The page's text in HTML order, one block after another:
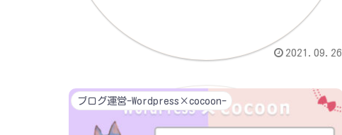
2021.09.26
ブログ運営-Wordpress×cocoon-